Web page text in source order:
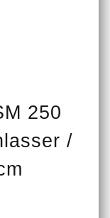
250
/